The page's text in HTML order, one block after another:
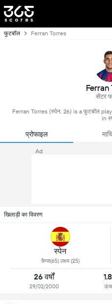
फुटबॉल Ferran Torres
Ferran
सेंटर
Ferran Torres (स्पेन, 26) is a फुटबॉल
in
प्रोफाइल
Ad
खिलाड़ी का विवरण
स्पेन
कैप्स(65) लक्ष्य (25)
26 वर्षों
29/02/2000